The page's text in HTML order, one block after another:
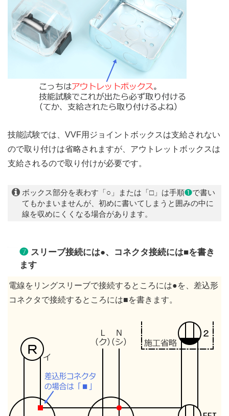
技能試験では、VVF用ジョイントボックスは支給されない
ので取り付けは省略されますが、アウトレットボックスは
支給されるので取り付けが必要です。
ボックス部分を表わす「○」または「□」は手順❶で書い
てもかまいませんが、初めに書いてしまうと囲みの中に
線を収めにくくなる場合があります。
❼ スリーブ接続には●、コネクタ接続には■を書き
ます
電線をリングスリーブで接続するところには●を、差込形
コネクタで接続するところには■を書きます。